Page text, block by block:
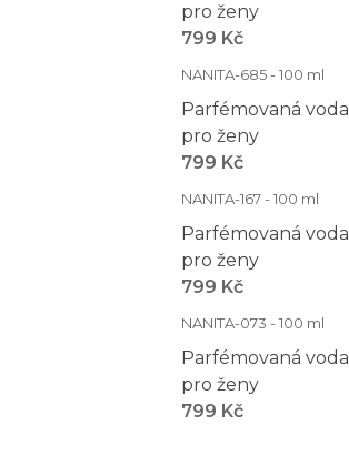
pro ženy
799 Kč
NANITA-685 - 100 ml
Parfémovaná voda
pro ženy
799 Kč
NANITA-167 - 100 ml
Parfémovaná voda
pro ženy
799 Kč
NANITA-073 - 100 ml
Parfémovaná voda
pro ženy
799 Kč